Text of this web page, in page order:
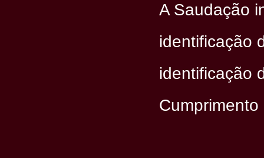
A Saudação
identificação
identificação
Cumprimento